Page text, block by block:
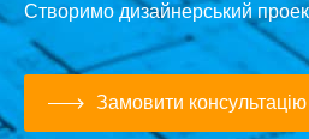
Створимо дизайнерський
Замовити консультацію